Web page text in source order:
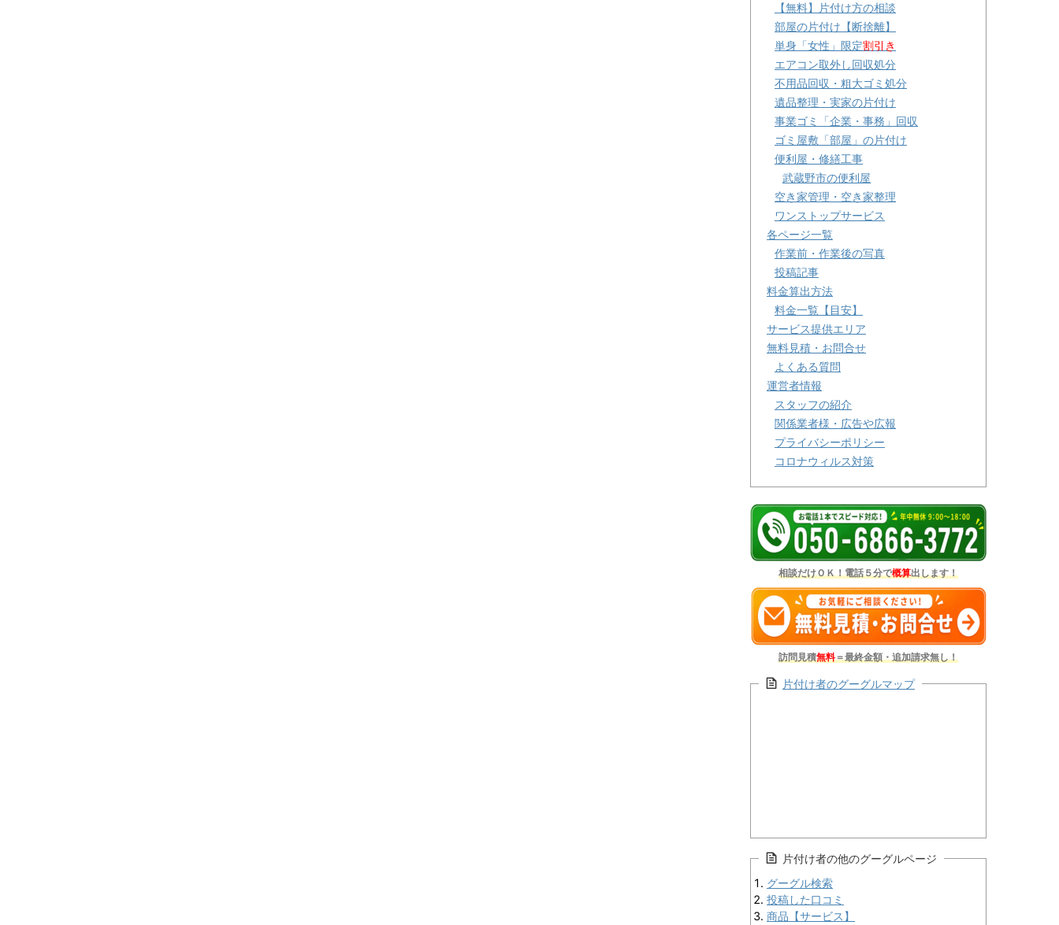
【無料】片付け方の相談
部屋の片付け【断捨離】
単身「女性」限定割引き
エアコン取外し回収処分
不用品回収・粗大ゴミ処分
遺品整理・実家の片付け
事業ゴミ「企業・事務」回収
ゴミ屋敷「部屋」の片付け
便利屋・修繕工事
武蔵野市の便利屋
空き家管理・空き家整理
ワンストップサービス
各ページ一覧
作業前・作業後の写真
投稿記事
料金算出方法
料金一覧【目安】
サービス提供エリア
無料見積・お問合せ
よくある質問
運営者情報
スタッフの紹介
関係業者様・広告や広報
プライバシーポリシー
コロナウィルス対策
相談だけＯＫ！電話５分で概算出します！
訪問見積無料＝最終金額・追加請求無し！
片付け者のグーグルマップ
片付け者の他のグーグルページ
グーグル検索
投稿した口コミ
商品【サービス】